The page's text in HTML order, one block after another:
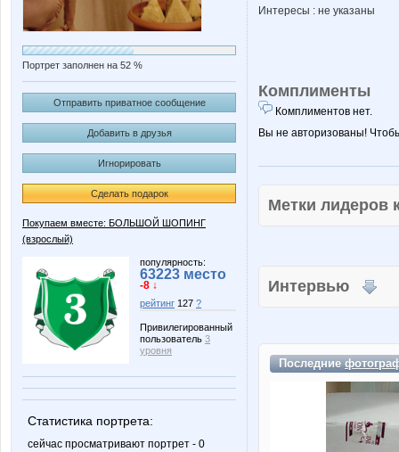
Портрет заполнен на 52 %
Отправить приватное сообщение
Добавить в друзья
Игнорировать
Сделать подарок
Покупаем вместе: БОЛЬШОЙ ШОПИНГ
(взрослый)
популярность:
63223 место
-8 ↓
рейтинг 127 ?
Привилегированный
пользователь 3
уровня
Статистика портрета:
сейчас просматривают портрет - 0
Интересы : не указаны
Комплименты
Комплиментов нет.
Вы не авторизованы!
Метки
Интервью
Последние